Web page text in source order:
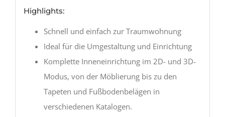
Highlights:
Schnell und einfach zur Traumwohnung
Ideal für die Umgestaltung und Einrichtung
Komplette Inneneinrichtung im 2D- und 3D-
Modus, von der Möblierung bis zu den
Tapeten und Fußbodenbelägen in
verschiedenen Katalogen.